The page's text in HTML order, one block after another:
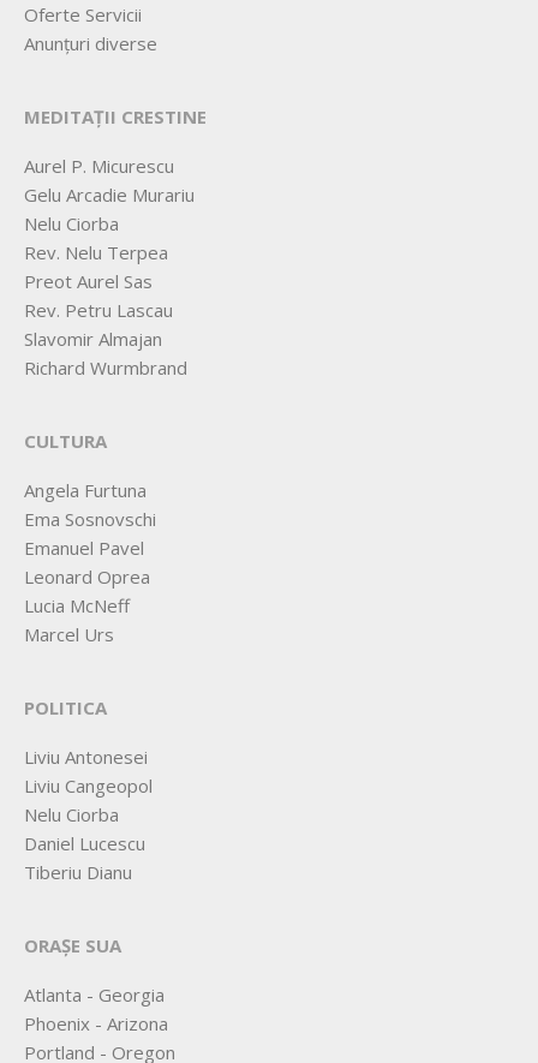
Oferte Servicii
Anunțuri diverse
MEDITAȚII CRESTINE
Aurel P. Micurescu
Gelu Arcadie Murariu
Nelu Ciorba
Rev. Nelu Terpea
Preot Aurel Sas
Rev. Petru Lascau
Slavomir Almajan
Richard Wurmbrand
CULTURA
Angela Furtuna
Ema Sosnovschi
Emanuel Pavel
Leonard Oprea
Lucia McNeff
Marcel Urs
POLITICA
Liviu Antonesei
Liviu Cangeopol
Nelu Ciorba
Daniel Lucescu
Tiberiu Dianu
ORAȘE SUA
Atlanta - Georgia
Phoenix - Arizona
Portland - Oregon